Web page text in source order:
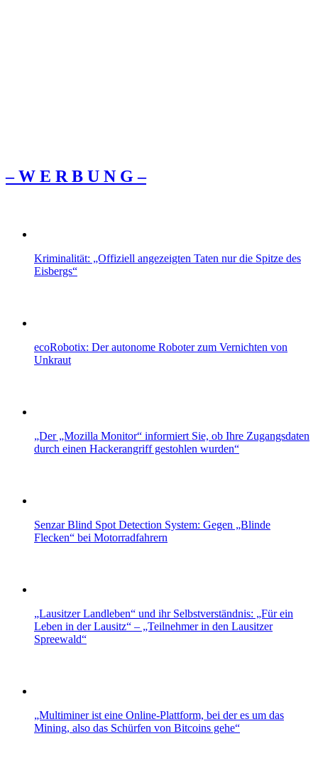
– W Ε R Β U Ν G –
Kriminalität: „Offiziell angezeigten Taten nur die Spitze des
Eisbergs“
ecoRobotix: Der autonome Roboter zum Vernichten von
Unkraut
„Der „Mozilla Monitor“ informiert Sie, ob Ihre Zugangsdaten
durch einen Hackerangriff gestohlen wurden“
Senzar Blind Spot Detection System: Gegen „Blinde
Flecken“ bei Motorradfahrern
„Lausitzer Landleben“ und ihr Selbstverständnis: „Für ein
Leben in der Lausitz“ – „Teilnehmer in den Lausitzer
Spreewald“
„Multiminer ist eine Online-Plattform, bei der es um das
Mining, also das Schürfen von Bitcoins gehe“